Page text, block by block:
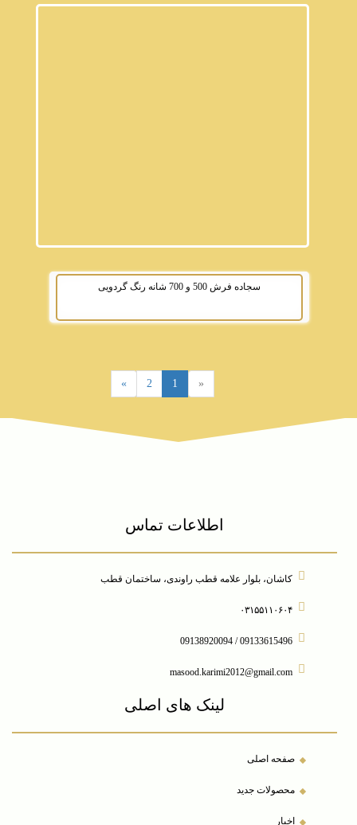
سجاده فرش 500 و 700 شانه رنگ گردویی
«
1
2
»
اطلاعات تماس
کاشان، بلوار علامه قطب راوندی، ساختمان قطب
۰۳۱۵۵۱۱۰۶۰۴
09133615496 / 09138920094
masood.karimi2012@gmail.com
لینک های اصلی
صفحه اصلی
محصولات جدید
اخبار